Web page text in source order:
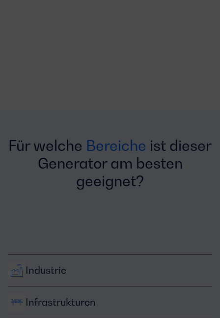
Für welche Bereiche ist dieser
Generator am besten
geeignet?
Industrie
Infrastrukturen